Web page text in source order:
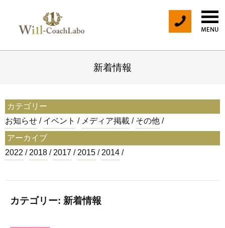
tel
末国
新着情報
カテゴリー
お知らせ
イベント メディア掲載
その他
アーカイブ
2022
2018 2017 2015 2014
カテゴリー: 新着情報